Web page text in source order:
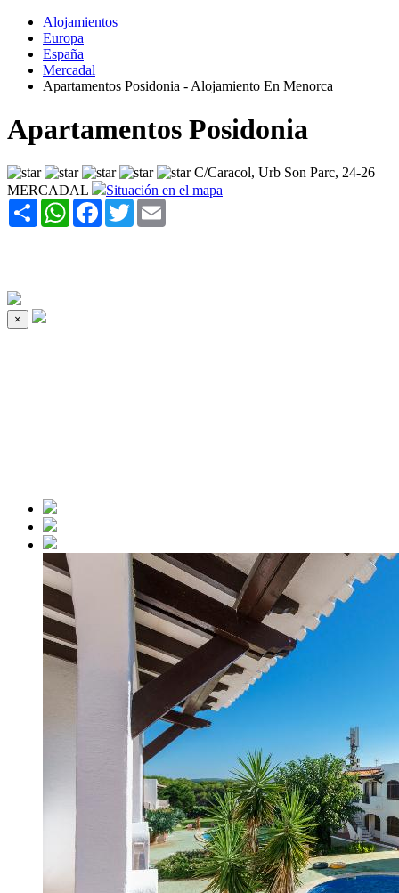
Alojamientos
Europa
España
Mercadal
Apartamentos Posidonia - Alojamiento En Menorca
Apartamentos Posidonia
C/Caracol, Urb Son Parc, 24-26
MERCADAL
Situación en el mapa
Share WhatsAppFacebook
Twitter
×